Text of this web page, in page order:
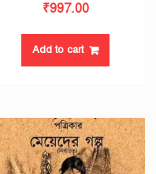
₹997.00
Add to cart